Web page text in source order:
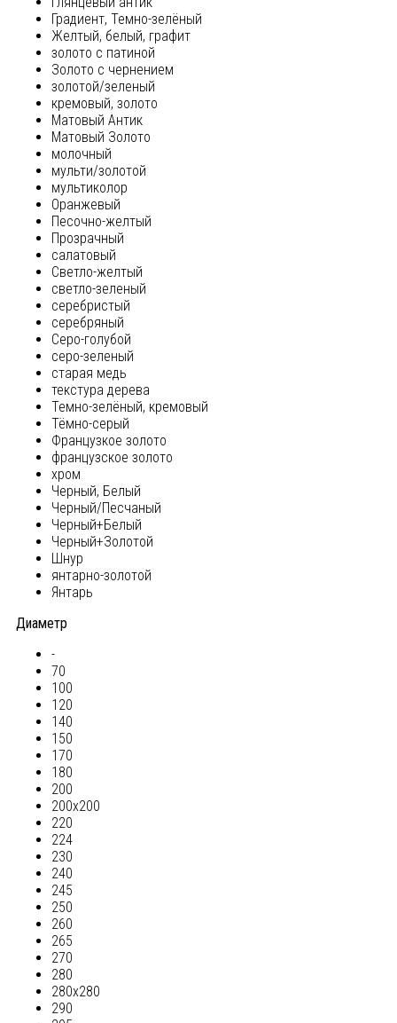
Градиент, Темно-зелёный
Желтый, белый, графит
золото с патиной
Золото с чернением
золотой/зеленый
кремовый, золото
Матовый Антик
Матовый Золото
молочный
мульти/золотой
мультиколор
Оранжевый
Песочно-желтый
Прозрачный
салатовый
Светло-желтый
светло-зеленый
серебристый
серебряный
Серо-голубой
серо-зеленый
старая медь
текстура дерева
Темно-зелёный, кремовый
Тёмно-серый
Французкое золото
французское золото
хром
Черный, Белый
Черный/Песчаный
Черный+Белый
Черный+Золотой
Шнур
янтарно-золотой
Янтарь
Диаметр
-
70
100
120
140
150
170
180
200
200х200
220
224
230
240
245
250
260
265
270
280
280х280
290